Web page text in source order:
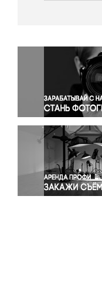
Окружающая
Политика
Правосудие
Религия
Светская
Спорт
Экология
Экономика и